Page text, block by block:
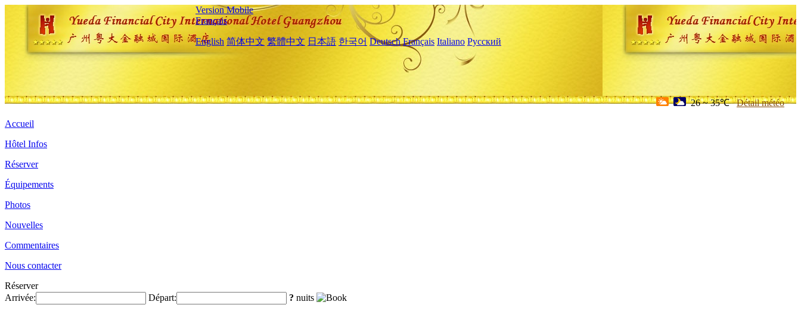
Version Mobile
Français
English 简体中文 繁體中文 日本語 한국어 Deutsch Français Italiano Русский
26 ~ 35℃ Détail météo
Accueil
Hôtel Infos
Réserver
Équipements
Photos
Nouvelles
Commentaires
Nous contacter
Réserver
Arrivée:
Départ: ? nuits